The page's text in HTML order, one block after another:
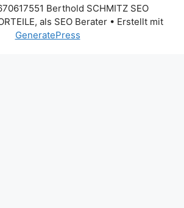
Berthold SCHMITZ SEO
als SEO Berater• Erstellt mit
GeneratePress